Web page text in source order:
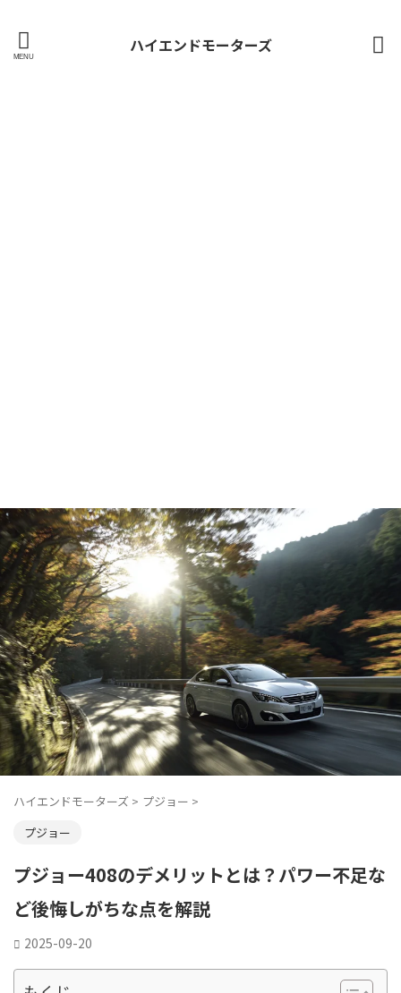
ハイエンドモーターズ
ハイエンドモーターズ > プジョー >
プジョー
プジョー408のデメリットとは？パワー不足な
ど後悔しがちな点を解説
2025-09-20